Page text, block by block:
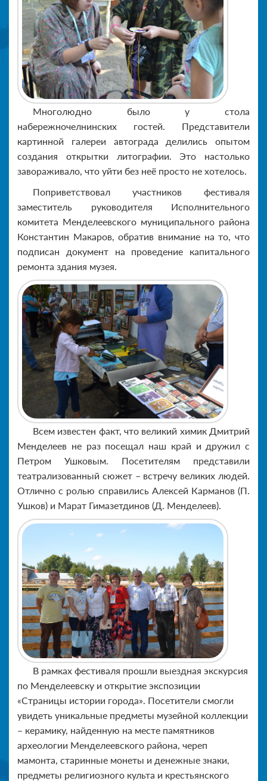
Многолюдно было у стола
набережночелнинских гостей. Представители
картинной галереи автограда делились опытом
создания открытки литографии. Это настолько
завораживало, что уйти без неё просто не хотелось.
Поприветствовал участников фестиваля
заместитель руководителя Исполнительного
комитета Менделеевского муниципального района
Константин Макаров, обратив внимание на то, что
подписан документ на проведение капитального
ремонта здания музея.
Всем известен факт, что великий химик Дмитрий
Менделеев не раз посещал наш край и дружил с
Петром Ушковым. Посетителям представили
театрализованный сюжет – встречу великих людей.
Отлично с ролью справились Алексей Карманов (П.
Ушков) и Марат Гимазетдинов (Д. Менделеев).
В рамках фестиваля прошли выездная экскурсия
по Менделеевску и открытие экспозиции
«Страницы истории города». Посетители смогли
увидеть уникальные предметы музейной коллекции
– керамику, найденную на месте памятников
археологии Менделеевского района, череп
мамонта, старинные монеты и денежные знаки,
предметы религиозного культа и крестьянского